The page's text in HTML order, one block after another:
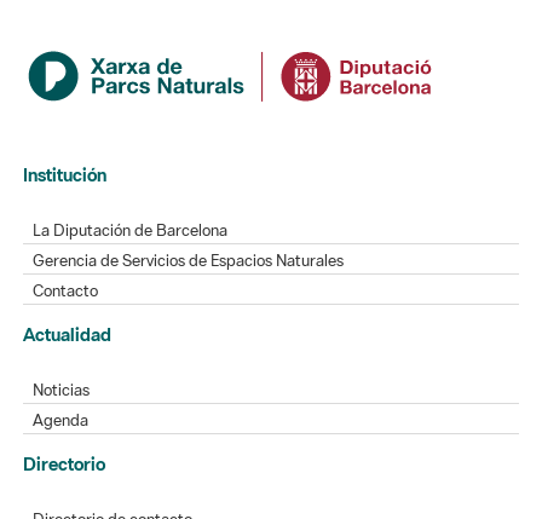
Institución
La Diputación de Barcelona
Gerencia de Servicios de Espacios Naturales
Contacto
Actualidad
Noticias
Agenda
Directorio